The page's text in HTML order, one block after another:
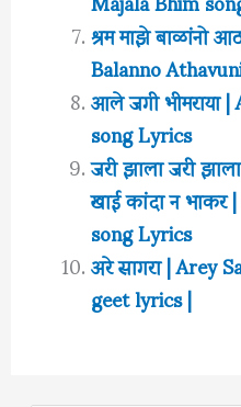
श्रम माझे बाळांनो
Balanno
आले जगी भीमराया
song Lyrics
जरी झाला जरी
खाई कांदा न
song Lyrics
अरे सागरा | Arey
geet lyrics |